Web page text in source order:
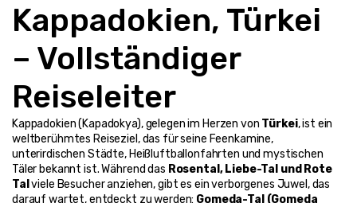
Kappadokien, Türkei
– Vollständiger
Reiseleiter
Kappadokien (Kapadokya), gelegen im Herzen von Türkei, ist ein
weltberühmtes Reiseziel, das für seine Feenkamine,
unterirdischen Städte, Heißluftballonfahrten und mystischen
Täler bekannt ist. Während das Rosental, Liebe-Tal und Rote
Tal viele Besucher anziehen, gibt es ein verborgenes Juwel, das
darauf wartet, entdeckt zu werden: Gomeda-Tal (Gomeda